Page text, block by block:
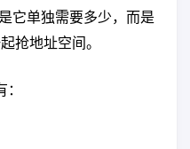
它单独需要多少，而是
抢地址空间。